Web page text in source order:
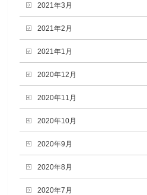
2021年3月
2021年2月
2021年1月
2020年12月
2020年11月
2020年10月
2020年9月
2020年8月
2020年7月